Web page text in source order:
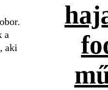
a
aki